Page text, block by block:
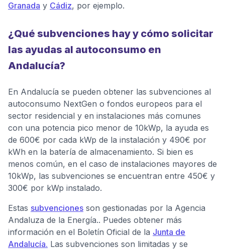
Granada y Cádiz, por ejemplo.
¿Qué subvenciones hay y cómo solicitar
las ayudas al autoconsumo en
Andalucía?
En Andalucía se pueden obtener las subvenciones al
autoconsumo NextGen o fondos europeos para el
sector residencial y en instalaciones más comunes
con una potencia pico menor de 10kWp, la ayuda es
de 600€ por cada kWp de la instalación y 490€ por
kWh en la batería de almacenamiento. Si bien es
menos común, en el caso de instalaciones mayores de
10kWp, las subvenciones se encuentran entre 450€ y
300€ por kWp instalado.
Estas subvenciones son gestionadas por la Agencia
Andaluza de la Energía.. Puedes obtener más
información en el Boletín Oficial de la Junta de
Andalucía. Las subvenciones son limitadas y se